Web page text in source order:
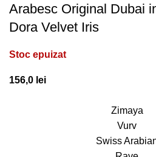
Arabesc Original Dubai
Dora Velvet Iris
Stoc epuizat
156,0 lei
Zimaya
Vurv
Swiss